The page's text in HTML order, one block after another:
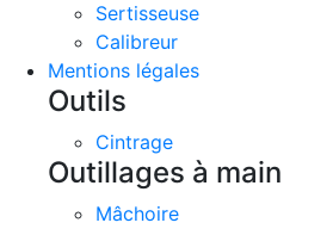
Sertisseuse
Calibreur
Mentions légales
Outils
Cintrage
Outillages à main
Mâchoire